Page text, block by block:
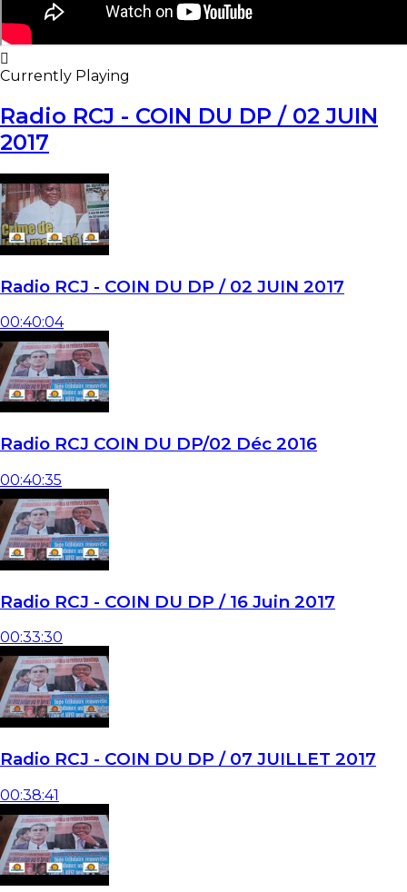
Currently Playing
Radio RCJ - COIN DU DP / 02 JUIN
2017
Radio RCJ - COIN DU DP / 02 JUIN 2017
00:40:04
Radio RCJ COIN DU DP/02 Déc 2016
00:40:35
Radio RCJ - COIN DU DP / 16 Juin 2017
00:33:30
Radio RCJ - COIN DU DP / 07 JUILLET 2017
00:38:41